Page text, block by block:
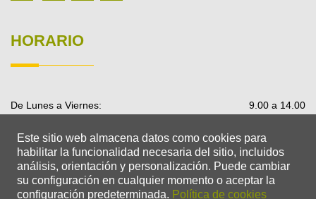
Este sitio web almacena datos como cookies para
habilitar la funcionalidad necesaria del sitio, incluidos
análisis, orientación y personalización. Puede cambiar
su configuración en cualquier momento o aceptar la
configuración predeterminada. Política de cookies
HORARIO
De Lunes a Viernes: 9.00 a 14.00